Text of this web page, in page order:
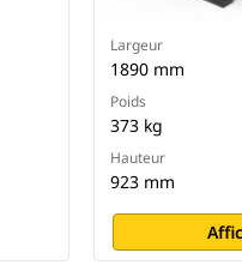
Largeur
1890 mm
Poids
373 kg
Hauteur
923 mm